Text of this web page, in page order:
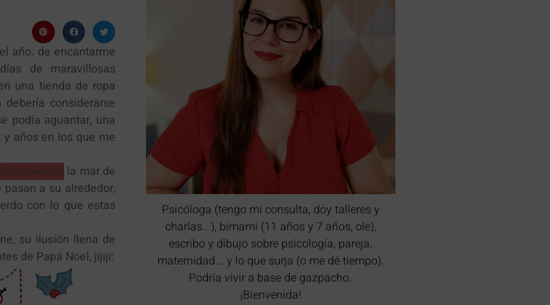
año: de encantarme
de maravillosas
una tienda de ropa
considerarse
podía aguantar, una
años en los que me
navideño la mar de
a su alrededor,
con lo que estas
su ilusión llena de
de Papá Noel, jijiji:
Psicóloga (tengo mi consulta, doy talleres y
charlas...), bimami (11 años y 7 años, ole),
escribo y dibujo sobre psicología, pareja,
maternidad... y lo que surja (o me dé tiempo).
Podría vivir a base de gazpacho.
¡Bienvenida!